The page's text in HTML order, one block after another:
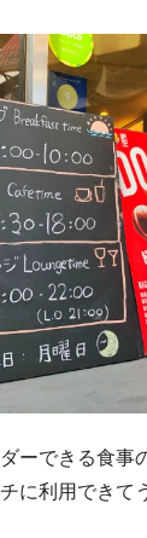
ーできる食事
に利用できて